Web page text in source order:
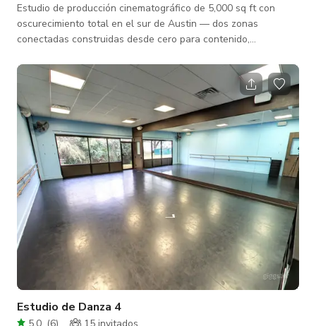
Estudio de producción cinematográfico de 5,000 sq ft con
oscurecimiento total en el sur de Austin — dos zonas
conectadas construidas desde cero para contenido,
movimiento Jay y Steph Rose, el Content Dojo combina un
gimnasio de rendimiento y un estudio de medios en un solo
entorno integrado y listo para cámaras. Esto no es un
gimnasio alquilado — cada pared, colchoneta y luz fue
diseñada para un impacto visual. Lo que puedes graba
Estudio de Danza 4
5.0 (6)
15 invitados